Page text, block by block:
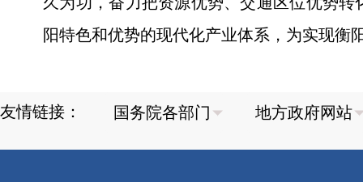
阳特色和优势的现代化产业体系，为实现衡
友情链接：